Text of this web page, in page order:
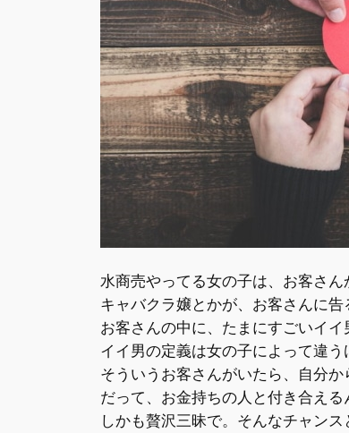
水商売やってる女の子は、お客さん
キャバクラ嬢とかが、お客さんに告
お客さんの中に、たまにすごいイイ
イイ男の定義は女の子によって違
そういうお客さんがいたら、 自分か
だって、お金持ちの人と付き合え
しかも贅沢三昧で。そんなチャン